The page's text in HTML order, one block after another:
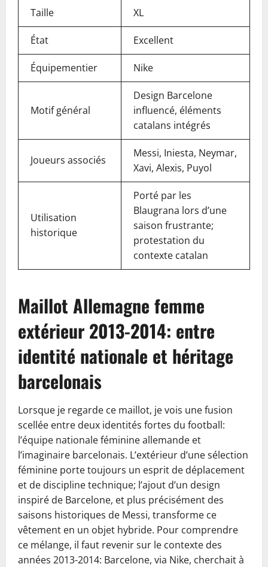
Taille XL
État Excellent
Équipementier Nike
Motif général
Design Barcelone
influencé, éléments
catalans intégrés
Joueurs associés
Messi, Iniesta, Neymar,
Xavi, Alexis, Puyol
Utilisation
historique
Porté par les
Blaugrana lors d’une
saison frustrante;
protestation du
contexte catalan
Maillot Allemagne femme
extérieur 2013-2014: entre
identité nationale et héritage
barcelonais
Lorsque je regarde ce maillot, je vois une fusion
scellée entre deux identités fortes du football:
l’équipe nationale féminine allemande et
l’imaginaire barcelonais. L’extérieur d’une sélection
féminine porte toujours un esprit de déplacement
et de discipline technique; l’ajout d’un design
inspiré de Barcelone, et plus précisément des
saisons historiques de Messi, transforme ce
vêtement en un objet hybride. Pour comprendre
ce mélange, il faut revenir sur le contexte des
années 2013-2014: Barcelone, via Nike, cherchait à